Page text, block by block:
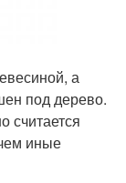
а
под дерево.
считается
иные